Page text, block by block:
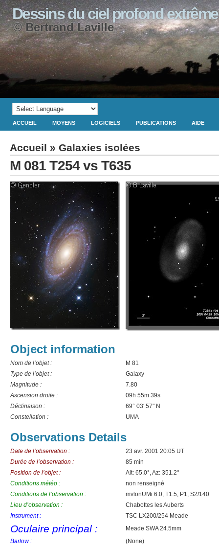
Dessins du ciel profond extrême
© Bertrand Laville
ACCUEIL MOYENS LOGICIELS PUBLICATIONS AIDE
Accueil » Galaxies isolées
M 081 T254 vs T635
Object information
Nom de l’objet :
M 81
Type de l’objet :
Galaxy
Magnitude :
7.80
Ascension droite :
09h 55m 39s
Déclinaison :
69° 03′ 57" N
Constellation :
UMA
Observations Details
Date de l’observation :
23 avr. 2001 20:05 UT
Durée de l’observation :
85 min
Position de l’objet :
Alt: 65.0°, Az: 351.2°
Conditions météo :
non renseigné
Conditions de l’observation :
mvlonUMi 6.0, T1.5, P1, S2/140
Lieu d’observation :
Chabottes les Auberts
Instrument :
TSC LX200/254 Meade
Oculaire principal :
Meade SWA 24.5mm
Barlow :
(None)